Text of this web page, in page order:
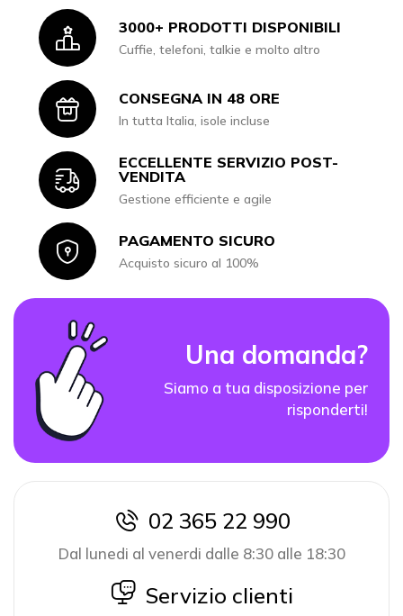
Icon3000+ PRODOTTI DISPONIBILI
Cuffie, telefoni, talkie e molto altro
IconCONSEGNA IN 48 ORE
In tutta Italia, isole incluse
Icon
ECCELLENTE SERVIZIO POST-
VENDITA
Gestione efficiente e agile
IconPAGAMENTO SICURO
Acquisto sicuro al 100%
Una domanda?
Siamo a tua disposizione per
risponderti!
icon
02 365 22 990
Dal lunedi al venerdi dalle 8:30 alle 18:30
icon
Servizio clienti